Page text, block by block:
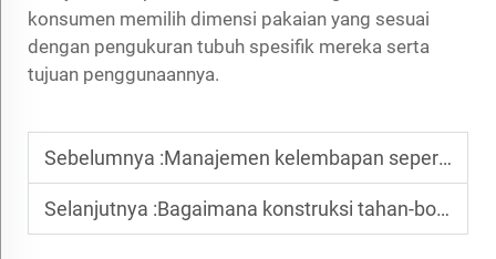
konsumen memilih dimensi pakaian yang sesuai
dengan pengukuran tubuh spesifik mereka serta
tujuan penggunaannya.
Sebelumnya :Manajemen kelembapan seperti apa yang diberikan kain penyerap (wicking fabric) selama olahraga intens?
Selanjutnya :Bagaimana konstruksi tahan-bocornya bulu meningkatkan daya tahan pada jaket berinsulasi?